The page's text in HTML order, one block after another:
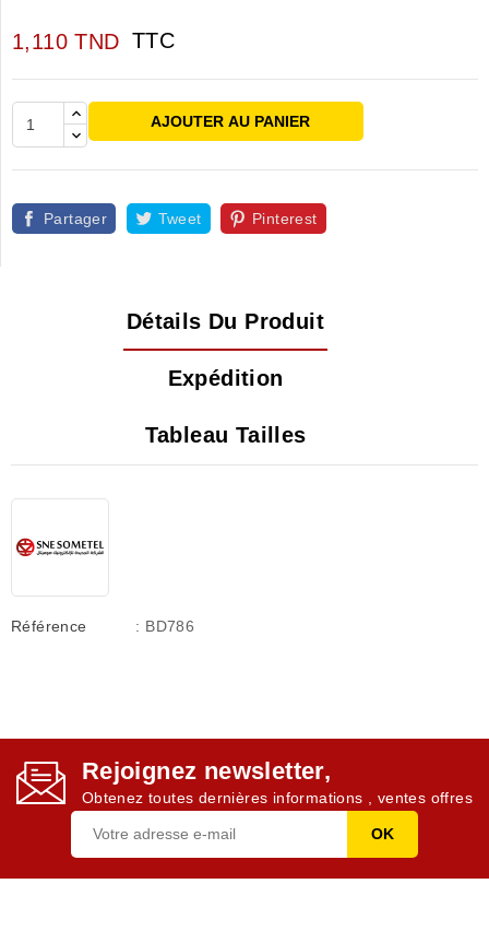
1,110 TND TTC
AJOUTER AU PANIER
Partager Tweet Pinterest
Détails Du Produit
Expédition
Tableau Tailles
Référence : BD786
Rejoignez newsletter,
Obtenez toutes dernières informations , ventes offres